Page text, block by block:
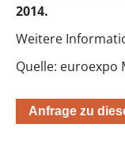
2014.
Weitere
Quelle: euroexpo
Anfrage zu